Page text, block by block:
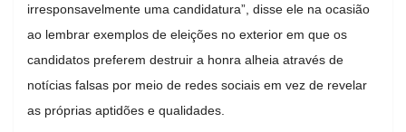
irresponsavelmente uma candidatura”, disse ele na ocasião
ao lembrar exemplos de eleições no exterior em que os
candidatos preferem destruir a honra alheia através de
notícias falsas por meio de redes sociais em vez de revelar
as próprias aptidões e qualidades.